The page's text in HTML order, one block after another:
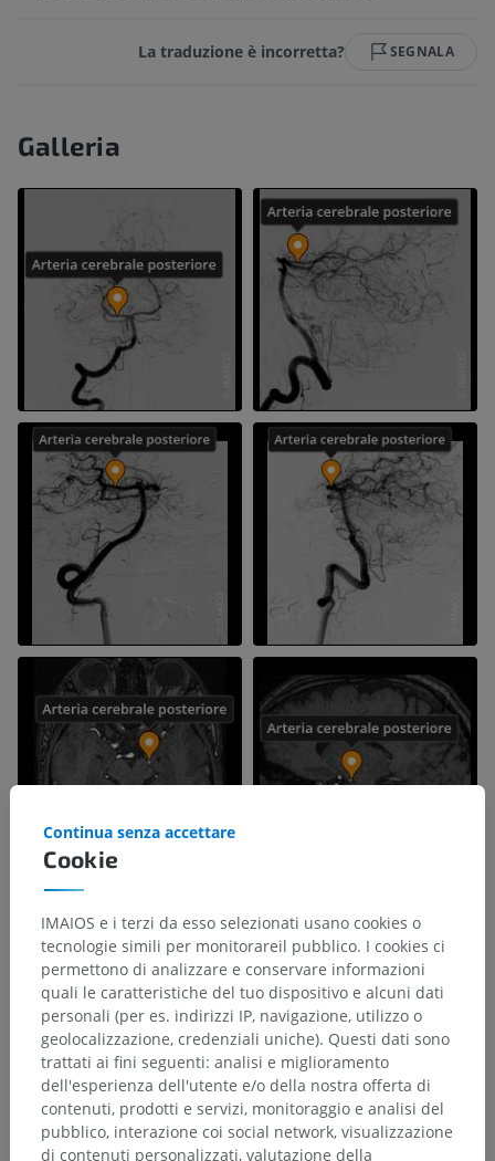
La traduzione è incorretta? SEGNALA
Galleria
Cookie
Continua senza accettare
IMAIOS e i terzi da esso selezionati usano cookies o
tecnologie simili per monitorareil pubblico. I cookies ci
permettono di analizzare e conservare informazioni
quali le caratteristiche del tuo dispositivo e alcuni dati
personali (per es. indirizzi IP, navigazione, utilizzo o
geolocalizzazione, credenziali uniche). Questi dati sono
trattati ai fini seguenti: analisi e miglioramento
dell'esperienza dell'utente e/o della nostra offerta di
contenuti, prodotti e servizi, monitoraggio e analisi del
pubblico, interazione coi social network, visualizzazione
di contenuti personalizzati, valutazione della